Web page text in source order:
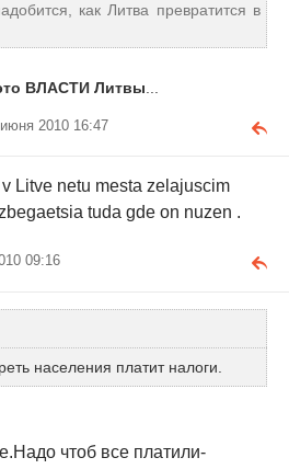
как Литва превратится в
ВЛАСТИ Литвы
2010 16:47
Litve netu mesta zelajuscim
tuda gde on nuzen .
09:16
населения платит налоги.
чтоб все платили-